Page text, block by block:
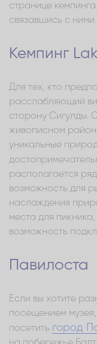
странице
связавшись с
Кемпинг
Для тех, кто
расслабляющий
сторону Сигулды.
живописном
уникальные
располагается
возможность для
наслаждения
места для
возможность
Павилоста
Если вы хотите
посещением
посетить город